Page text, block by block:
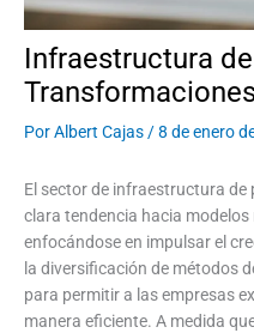
Infraestructura
PorAlbert Cajas /8 de enero
El sector de infraestructura de
clara tendencia hacia
enfocándose en impulsar el
la diversificación de métodos
para permitir a las empresas
manera eficiente. A medida